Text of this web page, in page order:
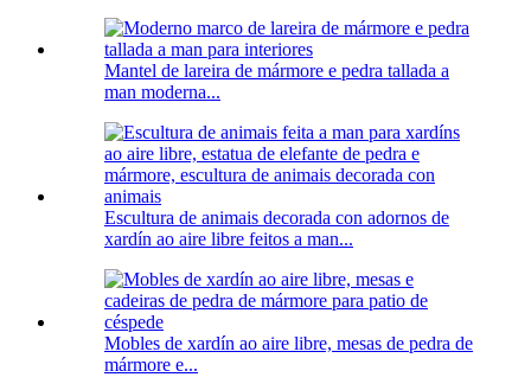
Mantel de lareira de mármore e pedra tallada a
man moderna...
Escultura de animais decorada con adornos de
xardín ao aire libre feitos a man...
Mobles de xardín ao aire libre, mesas de pedra de
mármore e...